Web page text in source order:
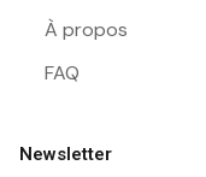
À propos
FAQ
Newsletter